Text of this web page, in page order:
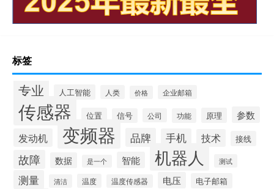
标签
专业 人工智能 人类 价格 企业邮箱
传感器 位置 信号 公司 功能 原理 参数
发动机 变频器 品牌 手机 技术 接线
故障 数据 是一个 智能 机器人 测试
测量 清洁 温度 温度传感器 电压 电子邮箱